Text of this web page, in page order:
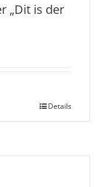
„Dit is der
Details